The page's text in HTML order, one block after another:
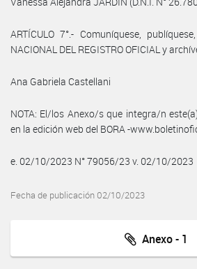
ARTÍCULO 7°.- Comuníquese,
NACIONAL DEL REGISTRO OFICIAL y
Ana Gabriela Castellani
NOTA: El/los Anexo/s que integra/n
en la edición web del BORA -
e. 02/10/2023 N° 79056/23 v. 02/10/2023
Fecha de publicación 02/10/2023
Anexo - 1